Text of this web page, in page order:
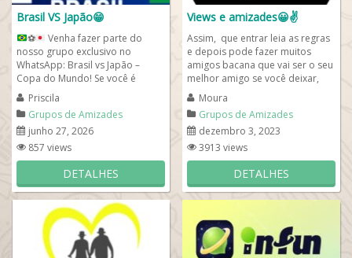
Brasil VS Japão😁
⚽
Venha fazer parte do
nosso grupo exclusivo no
WhatsApp: Brasil vs Japão –
Copa do Mundo! Se você é
apaixonado por futebol, esse é
o...
Priscila
Grupos de Amizades
junho 27, 2026
857 views
DETALHES
Views e amizades😀✌️
Assim, que entrar leia as regras
e depois pode fazer muitos
amigos bacana que vai ser o seu
melhor amigo se você deixar,
então, os convido para
participar...
Moura
Grupos de Amizades
dezembro 3, 2023
3913 views
DETALHES